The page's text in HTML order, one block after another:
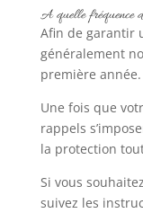
A quelle fréquence
Afin de garantir
généralement
première année.
Une fois que
rappels
la protection
Si vous
suivez les